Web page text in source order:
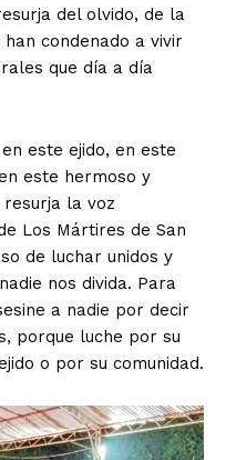
del olvido, de la
condenado a vivir
que día a día
este ejido, en este
este hermoso y
resurja la voz
Los Mártires de San
de luchar unidos y
nos divida. Para
a nadie por decir
porque luche por su
o por su comunidad.